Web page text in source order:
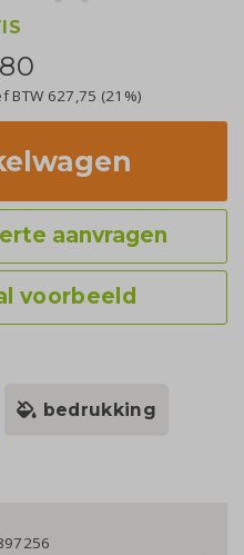
BTW 627,75 (21%)
aanvragen
voorbeeld
bedrukking